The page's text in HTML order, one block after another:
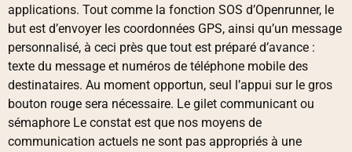
applications. Tout comme la fonction SOS d’Openrunner, le
but est d’envoyer les coordonnées GPS, ainsi qu’un message
personnalisé, à ceci près que tout est préparé d’avance :
texte du message et numéros de téléphone mobile des
destinataires. Au moment opportun, seul l’appui sur le gros
bouton rouge sera nécessaire. Le gilet communicant ou
sémaphore Le constat est que nos moyens de
communication actuels ne sont pas appropriés à une